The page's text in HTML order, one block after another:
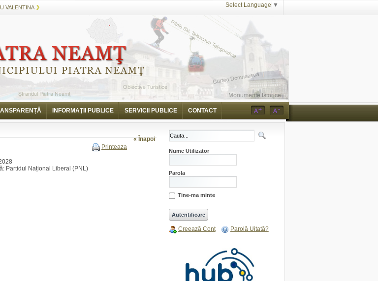
VALENTINA Select Language ▼
INFORMAŢII PUBLICE SERVICII PUBLICE CONTACT
« Înapoi
Printeaza
Partidul Național Liberal (PNL)
Nume Utilizator
Parola
Tine-ma minte
Creează Cont Parolă Uitată?